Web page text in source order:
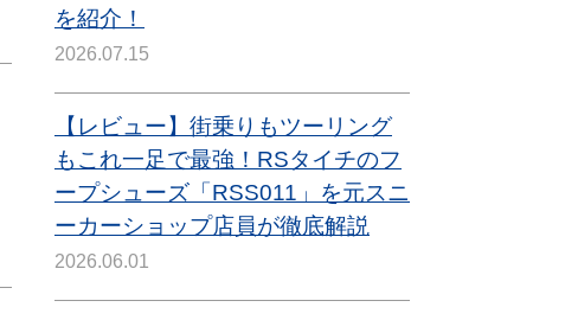
を紹介！
2026.07.15
【レビュー】街乗りもツーリング
もこれ一足で最強！RSタイチのフ
ープシューズ「RSS011」を元スニ
ーカーショップ店員が徹底解説
2026.06.01